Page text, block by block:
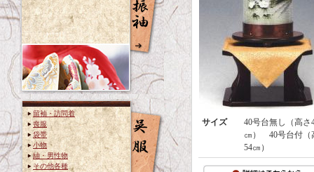
留袖・訪問着
喪服
袋帯
小物
紬・男性物
その他各種
サイズ
40号台無し（高さ
㎝） 40号台付（
54㎝）